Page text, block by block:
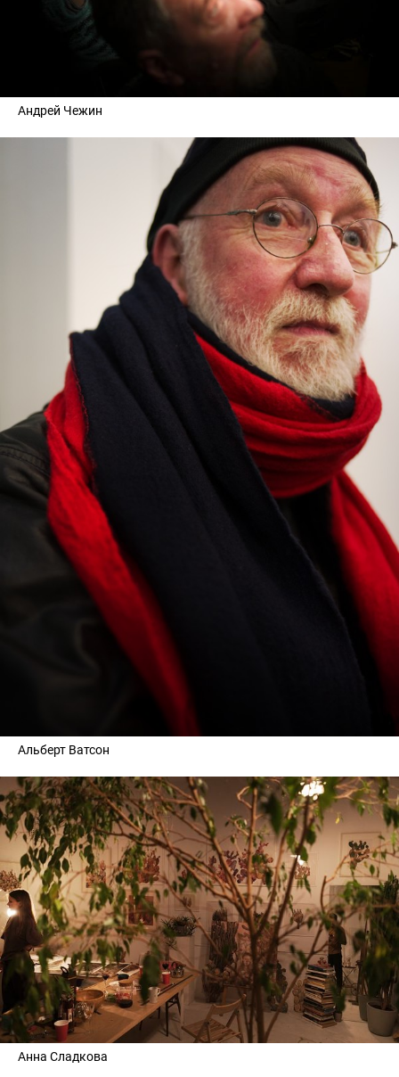
Андрей Чежин
Альберт Ватсон
Анна Сладкова